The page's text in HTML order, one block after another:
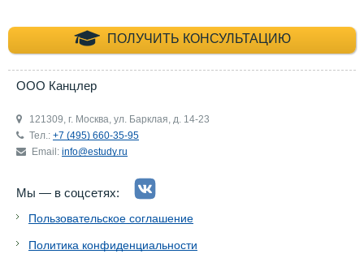
ПОЛУЧИТЬ КОНСУЛЬТАЦИЮ
+7 (495) 660-35-
ООО Канцлер
121309, г. Москва, ул. Барклая, д. 14-23
Тел.: +7 (495) 660-35-95
Email: info@estudy.ru
Мы — в соцсетях:
Пользовательское соглашение
Политика конфиденциальности